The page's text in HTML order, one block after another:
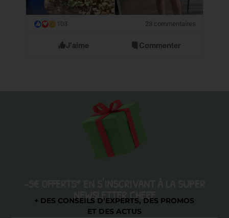
😮 103 23 commentaires
J'aime Commenter
NEWSLETTER CHEEF
+ DES CONSEILS D’EXPERTS, DES PROMOS
ET DES ACTUS